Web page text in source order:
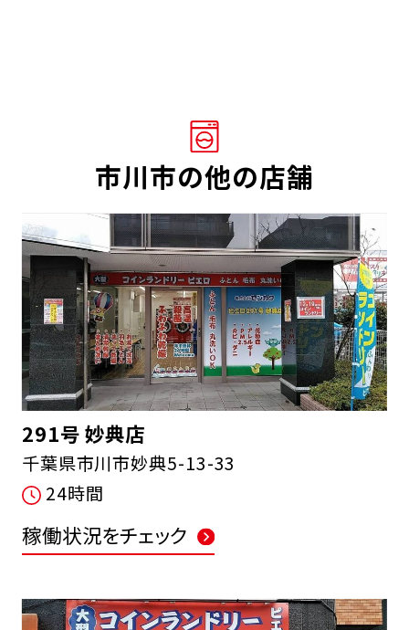
市川市の他の店舗
291号 妙典店
千葉県市川市妙典5-13-33
24時間
稼働状況をチェック